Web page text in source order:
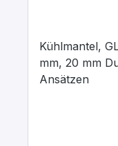
Kühlmantel,
mm, 20 mm
Ansätzen